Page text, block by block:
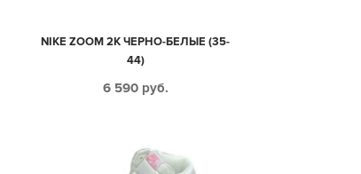
NIKE ZOOM 2K ЧЕРНО-БЕЛЫЕ (35-
44)
6 590 руб.